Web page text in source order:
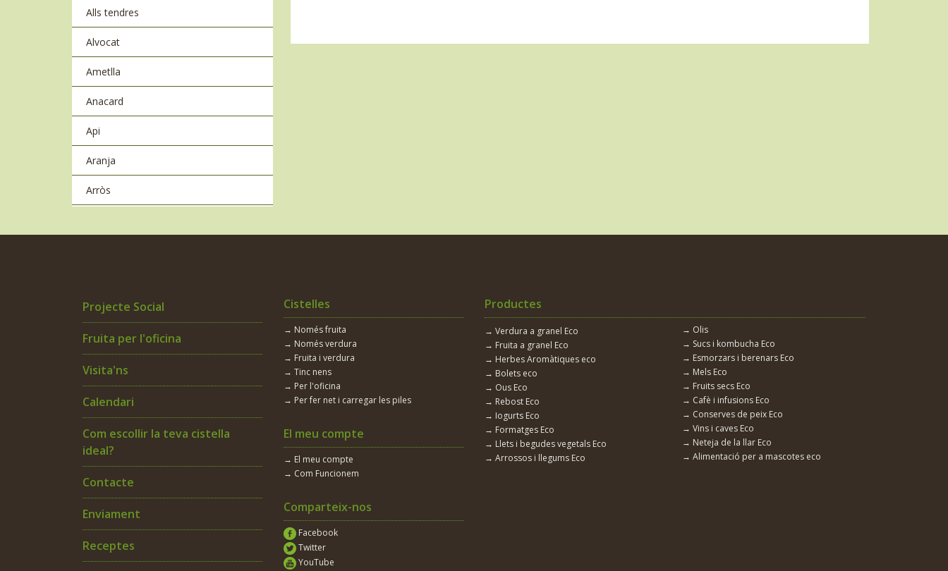
Alls tendres
Alvocat
Ametlla
Anacard
Api
Aranja
Arròs
Batut
Blat de moro
Bleda
Bledes
Bolet
Brou
Bròcoli
Bròquil
Calçot
Projecte Social
Fruita per l'oficina
Visita'ns
Calendari
Com escollir la teva cistella
ideal?
Contacte
Enviament
Receptes
Cistelles
→ Només fruita
→ Només verdura
→ Fruita i verdura
→ Tinc nens
→ Per l'oficina
→ Per fer net i carregar les piles
El meu compte
→ El meu compte
→ Com Funcionem
Comparteix-nos
Facebook
Twitter
YouTube
Productes
→ Verdura a granel Eco
→ Fruita a granel Eco
→ Herbes Aromàtiques eco
→ Bolets eco
→ Ous Eco
→ Rebost Eco
→ Iogurts Eco
→ Formatges Eco
→ Llets i begudes vegetals Eco
→ Arrossos i llegums Eco
→ Olis
→ Sucs i kombucha Eco
→ Esmorzars i berenars Eco
→ Mels Eco
→ Fruits secs Eco
→ Cafè i infusions Eco
→ Conserves de peix Eco
→ Vins i caves Eco
→ Neteja de la llar Eco
→ Alimentació per a mascotes eco